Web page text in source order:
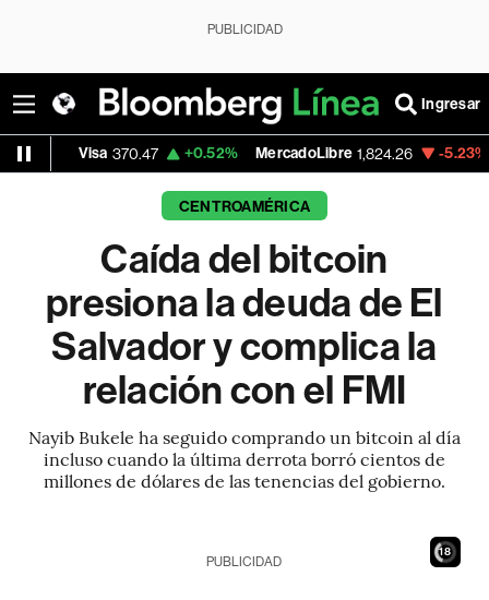
PUBLICIDAD
Ingresar
+0.52% MercadoLibre 1,824.26 -5.23% Banco de
CENTROAMÉRICA
Caída del bitcoin
presiona la deuda de El
Salvador y complica la
relación con el FMI
Nayib Bukele ha seguido comprando un bitcoin al día
incluso cuando la última derrota borró cientos de
millones de dólares de las tenencias del gobierno.
17
PUBLICIDAD